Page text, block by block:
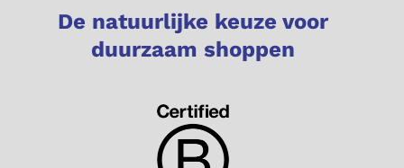
De natuurlijke keuze voor
duurzaam shoppen